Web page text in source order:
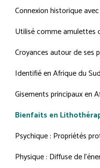
Connexion historique
Utilisé comme amulettes
Croyances autour de ses
Identifié en Afrique du
Gisements principaux en
Bienfaits en
Psychique : Propriétés
Physique : Diffuse de